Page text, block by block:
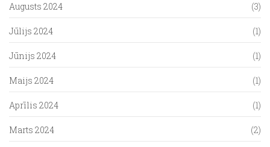
Augusts 2024 (3)
Jūlijs 2024 (1)
Jūnijs 2024 (1)
Maijs 2024 (1)
Aprīlis 2024 (1)
Marts 2024 (2)